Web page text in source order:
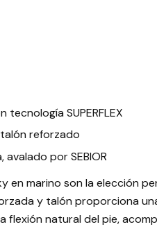
SUPERFLEX
reforzado
avalado por SEBIOR
en marino son la elección
y talón proporciona
flexión natural del pie,